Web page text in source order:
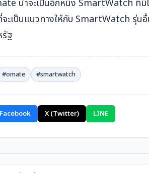
น่าจะเป็นอีกหนึ่ง SmartWatch ที่มี
จะเป็นแนวทางให้กับ SmartWatch รุ่น
ฐ
#omate #smartwatch
Facebook X (Twitter) LINE